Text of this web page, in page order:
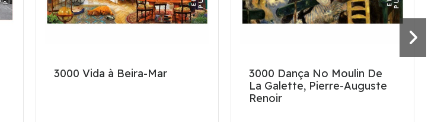
3000 Vida à Beira-Mar
3000 Dança No Moulin De
La Galette, Pierre-Auguste
Renoir